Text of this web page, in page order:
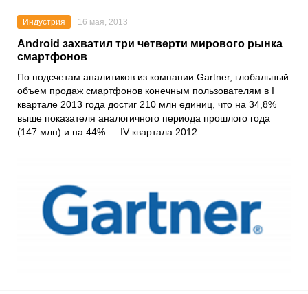
Индустрия 16 мая, 2013
Android захватил три четверти мирового рынка
смартфонов
По подсчетам аналитиков из компании Gartner, глобальный
объем продаж смартфонов конечным пользователям в I
квартале 2013 года достиг 210 млн единиц, что на 34,8%
выше показателя аналогичного периода прошлого года
(147 млн) и на 44% — IV квартала 2012.